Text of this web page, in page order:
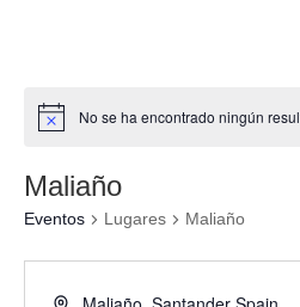
No se ha encontrado ningún
Maliaño
Eventos Lugares Maliaño